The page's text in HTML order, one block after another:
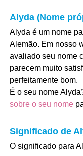
Alyda (Nome
Alyda é um nome
Alemão. Em nosso
avaliado seu nome
parecem muito
perfeitamente bom.
É o seu nome
sobre o seu nome
Significado de
O significado para